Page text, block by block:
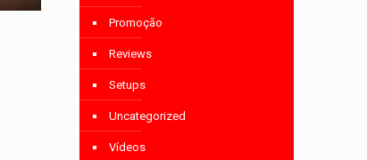
Promoção
Reviews
Setups
Uncategorized
Vídeos